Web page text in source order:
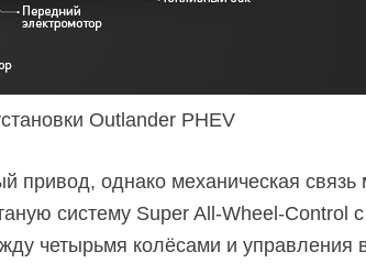
Outlander PHEV
привод, однако механическая
систему Super All-Wheel-Control
четырьмя колёсами и управления